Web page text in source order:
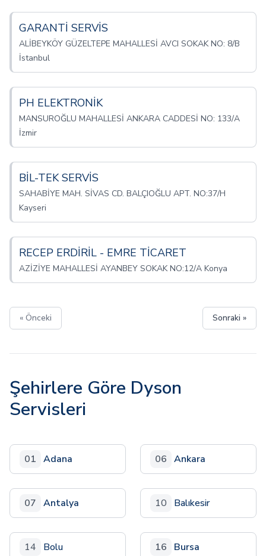
GARANTİ SERVİS
ALİBEYKÖY GÜZELTEPE MAHALLESİ AVCI SOKAK NO: 8/B
İstanbul
PH ELEKTRONİK
MANSUROĞLU MAHALLESİ ANKARA CADDESİ NO: 133/A
İzmir
BİL-TEK SERVİS
SAHABİYE MAH. SİVAS CD. BALÇIOĞLU APT. NO:37/H
Kayseri
RECEP ERDİRİL - EMRE TİCARET
AZİZİYE MAHALLESİ AYANBEY SOKAK NO:12/A Konya
« Önceki Sonraki »
Şehirlere Göre Dyson
Servisleri
01 Adana 06 Ankara
07 Antalya 10 Balıkesir
14 Bolu 16 Bursa